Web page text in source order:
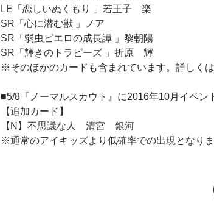
LE「恋しいぬくもり 」若王子 楽
SR「心に潜む獣 」ノア
SR「弱虫ピエロの成長譚 」黎朝陽
SR「輝きのトラピーズ 」折原 輝
※そのほかのカードも含まれています。詳しく
■5/8『ノーマルスカウト』に2016年10月イベン
【追加カード】
【N】不思議な人 清宮 銀河
※通常のアイキッズより低確率での出現となりま